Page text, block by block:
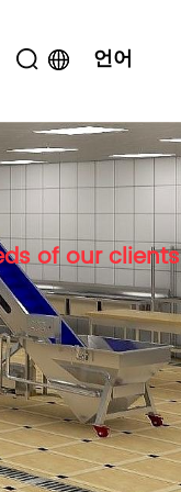
언어
of our clients